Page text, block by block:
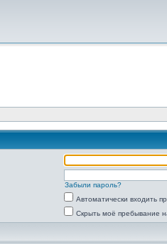
Забыли пароль?
Автоматически входить
Скрыть моё пребывание